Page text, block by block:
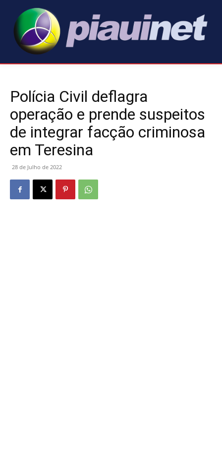
Polícia Civil deflagra
operação e prende suspeitos
de integrar facção criminosa
em Teresina
28 de Julho de 2022